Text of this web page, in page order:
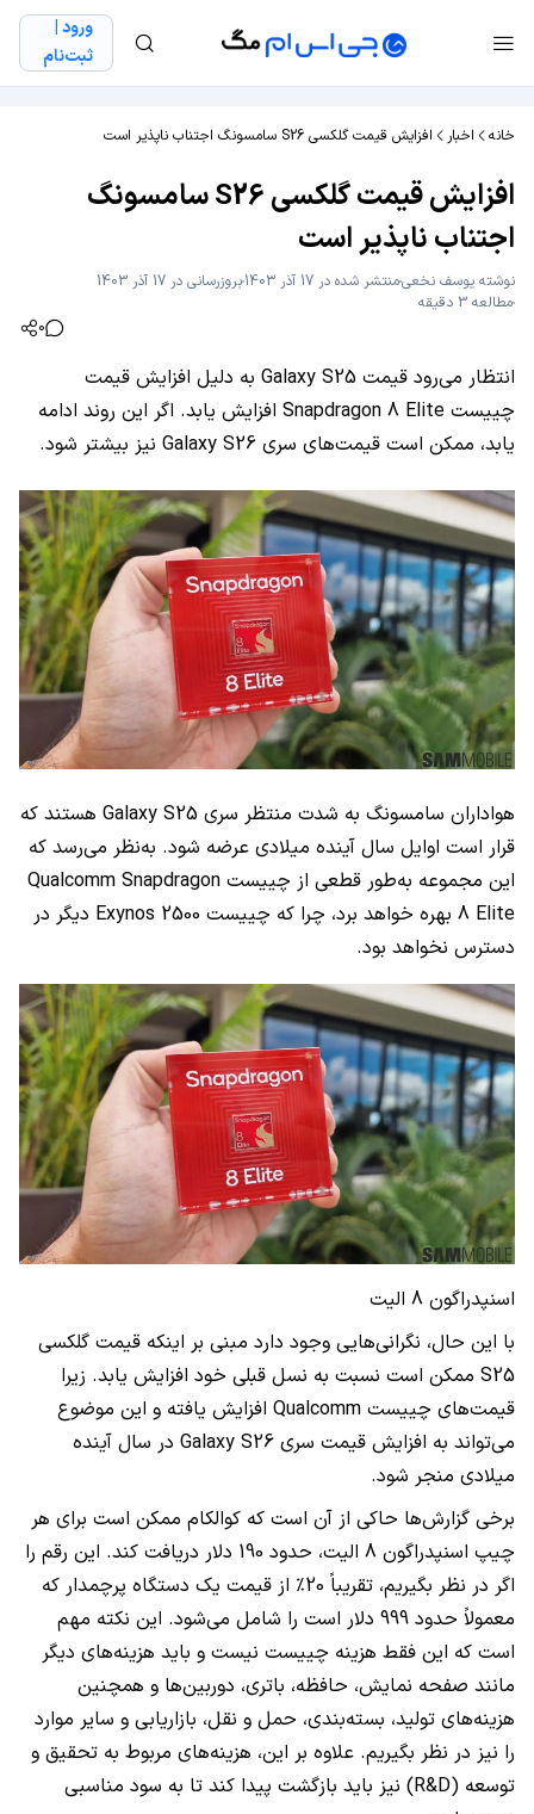
ورود |
ثبت‌نام
خانه اخبار افزایش قیمت گلکسی S26 سامسونگ اجتناب ناپذیر است
افزایش قیمت گلکسی S26 سامسونگ
اجتناب ناپذیر است
نوشته یوسف نخعیمنتشر شده در 17 آذر 1403
بروزرسانی در 17 آذر 1403
مطالعه 3 دقیقه
0
انتظار می‌رود قیمت Galaxy S25 به دلیل افزایش قیمت
چییست Snapdragon 8 Elite افزایش یابد. اگر این روند ادامه
یابد، ممکن است قیمت‌های سری Galaxy S26 نیز بیشتر شود.
هواداران سامسونگ به شدت منتظر سری Galaxy S25 هستند که
قرار است اوایل سال آینده میلادی عرضه شود. به‌نظر می‌رسد که
این مجموعه به‌طور قطعی از چییست Qualcomm Snapdragon
8 Elite بهره خواهد برد، چرا که چییست Exynos 2500 دیگر در
دسترس نخواهد بود.
اسنپدراگون 8 الیت
با این حال، نگرانی‌هایی وجود دارد مبنی بر اینکه قیمت گلکسی
S25 ممکن است نسبت به نسل قبلی خود افزایش یابد. زیرا
قیمت‌های چییست Qualcomm افزایش یافته و این موضوع
می‌تواند به افزایش قیمت سری Galaxy S26 در سال آینده
میلادی منجر شود.
برخی گزارش‌ها حاکی از آن است که کوالکام ممکن است برای هر
چیپ اسنپدراگون 8 الیت، حدود 190 دلار دریافت کند. این رقم را
اگر در نظر بگیریم، تقریباً 20٪ از قیمت یک دستگاه پرچمدار که
معمولاً حدود 999 دلار است را شامل می‌شود. این نکته مهم
است که این فقط هزینه چییست نیست و باید هزینه‌های دیگر
مانند صفحه نمایش، حافظه، باتری، دوربین‌ها و همچنین
هزینه‌های تولید، بسته‌بندی، حمل و نقل، بازاریابی و سایر موارد
را نیز در نظر بگیریم. علاوه بر این، هزینه‌های مربوط به تحقیق و
توسعه (R&D) نیز باید بازگشت پیدا کند تا به سود مناسبی